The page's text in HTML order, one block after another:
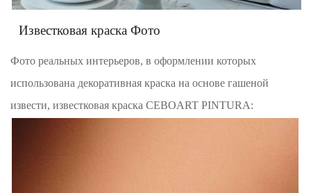
Известковая краска Фото
Фото реальных интерьеров, в оформлении которых
использована декоративная краска на основе гашеной
извести, известковая краска CEBOART PINTURA: